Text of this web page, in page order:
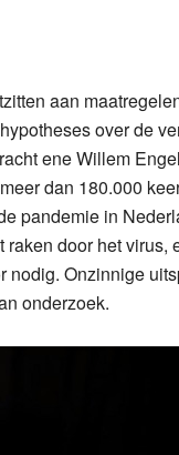
aan
over de
ene Willem
dan 180.000
pandemie in
door het virus,
nodig. Onzinnige
onderzoek.